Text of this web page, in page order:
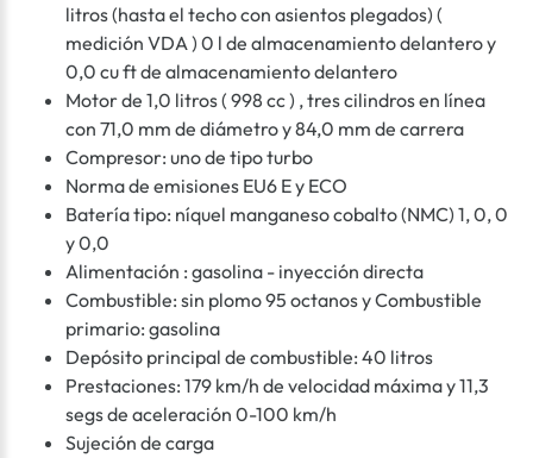
litros (hasta el techo con asientos plegados) (
medición VDA ) 0 l de almacenamiento delantero y
0,0 cu ft de almacenamiento delantero
Motor de 1,0 litros ( 998 cc ) , tres cilindros en línea
con 71,0 mm de diámetro y 84,0 mm de carrera
Compresor: uno de tipo turbo
Norma de emisiones EU6 E y ECO
Batería tipo: níquel manganeso cobalto (NMC) 1, 0, 0
y 0,0
Alimentación : gasolina - inyección directa
Combustible: sin plomo 95 octanos y Combustible
primario: gasolina
Depósito principal de combustible: 40 litros
Prestaciones: 179 km/h de velocidad máxima y 11,3
segs de aceleración 0-100 km/h
Sujeción de carga